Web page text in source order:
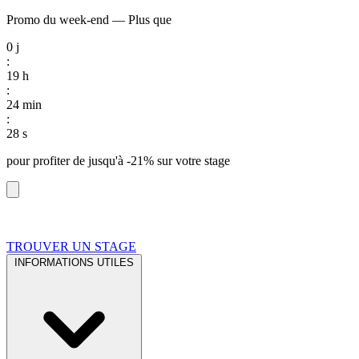
Promo du week-end — Plus que
0 j
:
19 h
:
24 min
:
27 s
pour profiter de jusqu'à -21% sur votre stage
TROUVER UN STAGE
INFORMATIONS UTILES